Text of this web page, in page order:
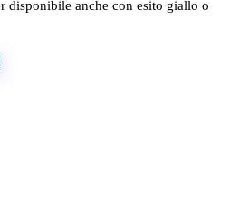
disponibile anche con esito giallo o